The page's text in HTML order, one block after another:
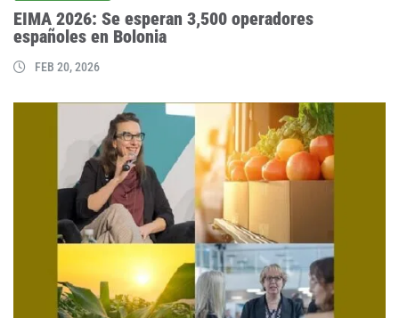
EIMA 2026: Se esperan 3,500 operadores
españoles en Bolonia
FEB 20, 2026